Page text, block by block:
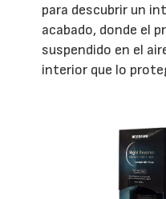
para descubrir un
acabado, donde el
suspendido en el
interior que lo